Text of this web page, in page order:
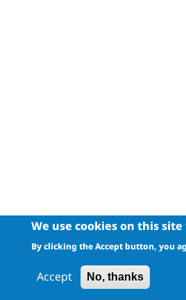
We use cookies on this
By clicking the Accept button, you
Accept
No, thanks